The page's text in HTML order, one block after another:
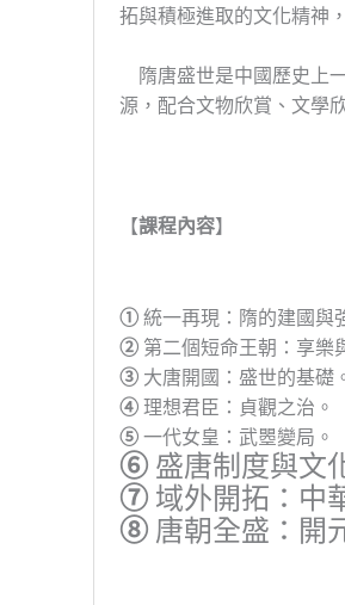
拓與積極進取的文化精神，
隋唐盛世是中國歷史上
源，配合文物欣賞、 文學
【課程內容】
①統一再現：隋的建國與
② 第二個短命王朝：享樂
③ 大唐開國：盛世的基礎
④理想君臣：貞觀之治。
⑤一代女皇：武瞾變局。
⑥ 盛唐制度與文
⑦ 域外開拓：中
⑧ 唐朝全盛：開